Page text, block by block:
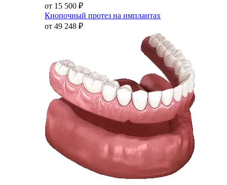
от 15 500 ₽
Кнопочный протез на имплантах
от 49 248 ₽